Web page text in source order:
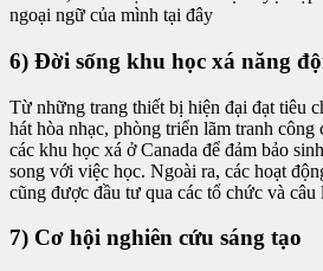
ngoại ngữ của mình tại đây
6) Đời sống khu học xá năng
Từ những trang thiết bị hiện đại đạt tiêu
hát hòa nhạc, phòng triển lãm tranh
các khu học xá ở Canada để đảm bảo
song với việc học. Ngoài ra, các hoạt
cũng được đầu tư qua các tổ chức và câu
7) Cơ hội nghiên cứu sáng tạo